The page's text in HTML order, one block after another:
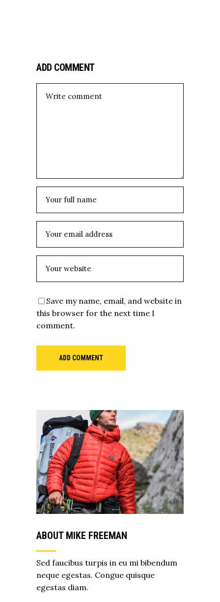
ADD COMMENT
Save my name, email, and website in
this browser for the next time I
comment.
ADD COMMENT
ABOUT MIKE FREEMAN
Sed faucibus turpis in eu mi bibendum
neque egestas. Congue quisque
egestas diam.